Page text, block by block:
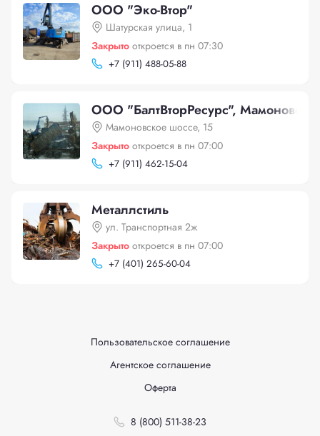
ООО "Эко-Втор"
Шатурская улица, 1
Закрыто откроется в пн 07:30
+7 (911) 488-05-88
ООО "БалтВторРесурс",
Мамоновское шоссе, 15
Закрыто откроется в пн 07:00
+7 (911) 462-15-04
Металлстиль
ул. Транспортная 2ж
Закрыто откроется в пн 07:00
+7 (401) 265-60-04
Пользовательское соглашение
Агентское соглашение
Оферта
8 (800) 511-38-23